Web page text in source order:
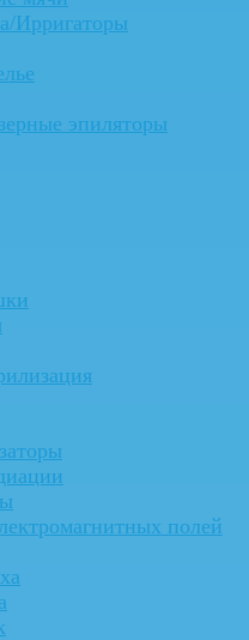
Ирригаторы
эпиляторы
полей